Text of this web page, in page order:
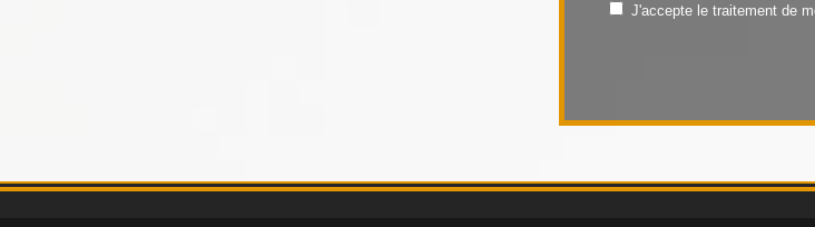
J'accepte le traitement de